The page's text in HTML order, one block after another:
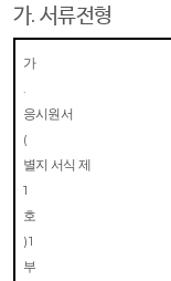
가.서류전형
가
응시원서
(
별지 서식 제
1
호
) 1
부